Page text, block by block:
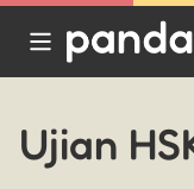
Ujian